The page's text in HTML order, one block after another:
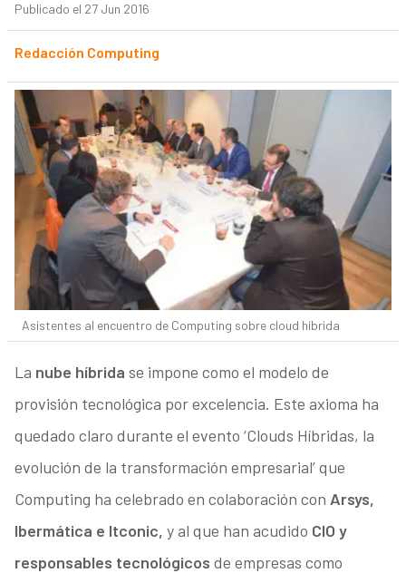
Publicado el 27 Jun 2016
Redacción Computing
Asistentes al encuentro de Computing sobre cloud híbrida
La nube híbrida se impone como el modelo de
provisión tecnológica por excelencia. Este axioma ha
quedado claro durante el evento ‘Clouds Híbridas, la
evolución de la transformación empresarial’ que
Computing ha celebrado en colaboración con Arsys,
Ibermática e Itconic, y al que han acudido CIO y
responsables tecnológicos de empresas como